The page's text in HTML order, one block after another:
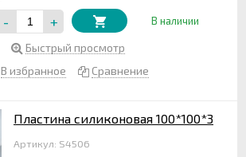
- + В наличии
Быстрый просмотр
В избранное
Сравнение
Пластина силиконовая 100*100*3
Артикул: S4506